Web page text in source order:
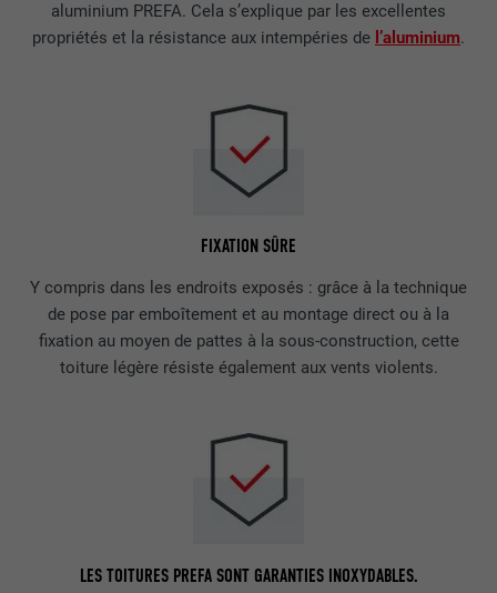
aluminium PREFA. Cela s’explique par les excellentes
propriétés et la résistance aux intempéries de l’aluminium.
FIXATION SÛRE
Y compris dans les endroits exposés : grâce à la technique
de pose par emboîtement et au montage direct ou à la
fixation au moyen de pattes à la sous-construction, cette
toiture légère résiste également aux vents violents.
LES TOITURES PREFA SONT GARANTIES INOXYDABLES.